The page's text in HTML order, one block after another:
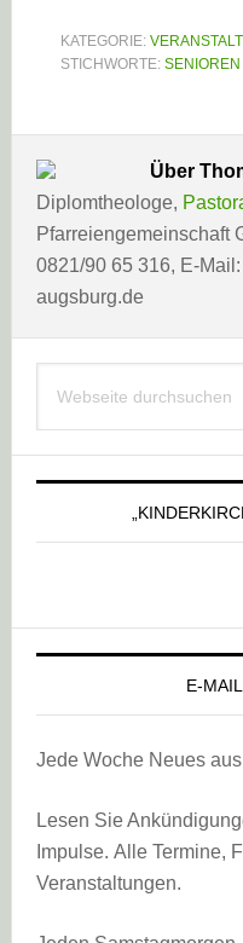
KATEGORIE:
STICHWORTE: SENIOREN
Über
Diplomtheologe,
Pfarreiengemeinschaft
0821/90 65 316, E-
augsburg.de
Haupt-
Sidebar
durchsuchen
E-
Jede Woche Neues
Lesen Sie
Impulse. Alle Termine,
Veranstaltungen.